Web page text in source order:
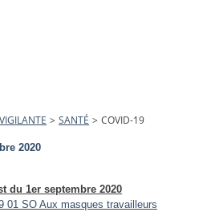
> SANTÉ > COVID-19
2020
du 1er septembre 2020